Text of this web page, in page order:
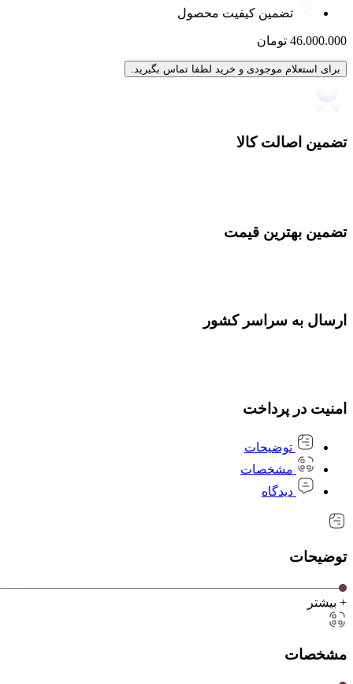
تضمین کیفیت محصول
46.000.000 تومان
برای استعلام موجودی و خرید لطفا تماس بگیرید.
تضمین اصالت کالا
تضمین بهترین قیمت
ارسال به سراسر کشور
امنیت در پرداخت
توضیحات
مشخصات
دیدگاه
توضیحات
+ بیشتر
مشخصات